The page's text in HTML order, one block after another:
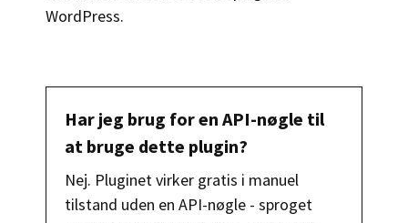
WordPress.
Har jeg brug for en API-nøgle til
at bruge dette plugin?
Nej. Pluginet virker gratis i manuel
tilstand uden en API-nøgle - sproget